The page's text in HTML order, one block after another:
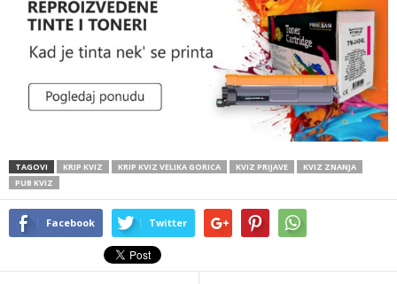
TAGOVI KRIP KVIZ KRIP KVIZ VELIKA GORICA KVIZ PRIJAVE
KVIZ ZNANJA
PUB KVIZ
Facebook Twitter